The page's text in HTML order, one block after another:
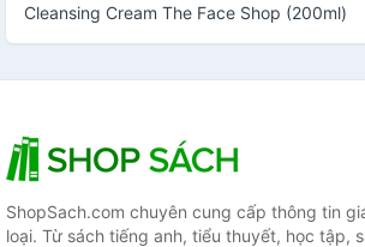
Cleansing Cream The Face Shop (200ml)
ShopSach.com chuyên cung cấp thông tin
loại. Từ sách tiếng anh, tiểu thuyết, học tập,